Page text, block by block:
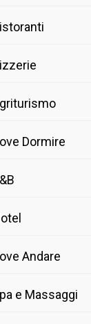
Dormire
Andare
e Massaggi